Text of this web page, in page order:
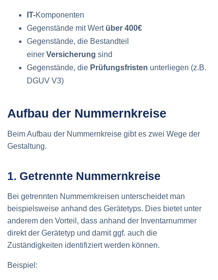
IT-Komponenten
Gegenstände mit Wert über 400€
Gegenstände, die Bestandteil
einer Versicherung sind
Gegenstände, die Prüfungsfristen unterliegen (z.B.
DGUV V3)
Aufbau der Nummernkreise
Beim Aufbau der Nummernkreise gibt es zwei Wege der
Gestaltung.
1. Getrennte Nummernkreise
Bei getrennten Nummernkreisen unterscheidet man
beispielsweise anhand des Gerätetyps. Dies bietet unter
anderem den Vorteil, dass anhand der Inventarnummer
direkt der Gerätetyp und damit ggf. auch die
Zuständigkeiten identifiziert werden können.
Beispiel: